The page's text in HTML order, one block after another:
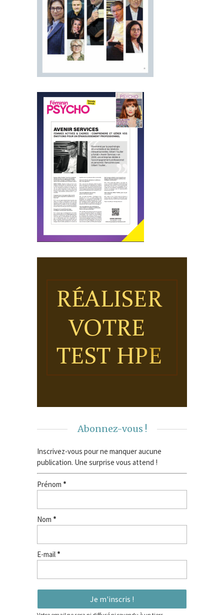
Abonnez-vous !
Inscrivez-vous pour ne manquer aucune
publication. Une surprise vous attend !
Prénom *
Nom *
E-mail *